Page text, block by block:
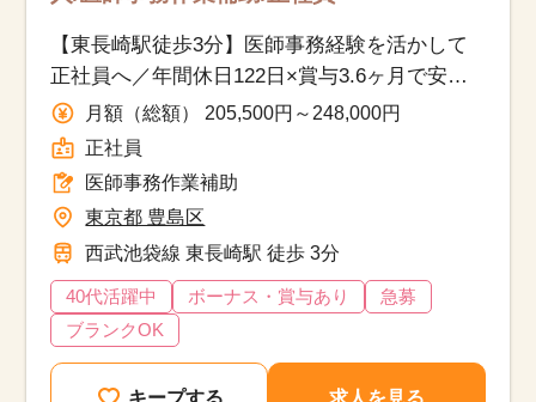
【東長崎駅徒歩3分】医師事務経験を活かして
正社員へ／年間休日122日×賞与3.6ヶ月で安定
勤務◎月額（総額） 205,500円～248,000円
正社員
医師事務作業補助
東京都 豊島区
西武池袋線 東長崎駅 徒歩 3分
40代活躍中 ボーナス・賞与あり
急募
ブランクOK
キープする 求人を見る